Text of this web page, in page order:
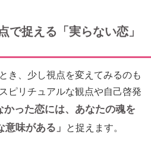
で捉える「実らない恋」
き、少し視点を変えてみるのも
ピリチュアルな観点や自己啓発
かった恋には、あなたの魂を
味がある」
と捉えます。